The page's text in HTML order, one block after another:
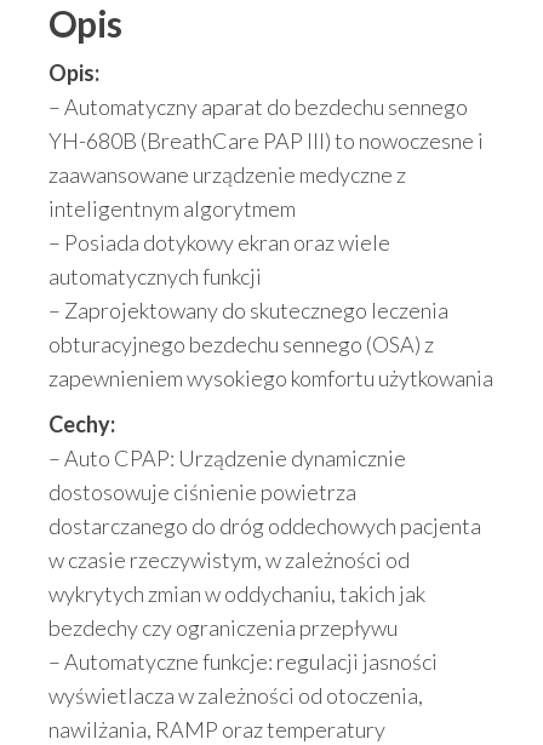
Opis
Opis:
– Automatyczny aparat do bezdechu sennego
YH-680B (BreathCare PAP III) to nowoczesne i
zaawansowane urządzenie medyczne z
inteligentnym algorytmem
– Posiada dotykowy ekran oraz wiele
automatycznych funkcji
– Zaprojektowany do skutecznego leczenia
obturacyjnego bezdechu sennego (OSA) z
zapewnieniem wysokiego komfortu użytkowania
Cechy:
– Auto CPAP: Urządzenie dynamicznie
dostosowuje ciśnienie powietrza
dostarczanego do dróg oddechowych pacjenta
w czasie rzeczywistym, w zależności od
wykrytych zmian w oddychaniu, takich jak
bezdechy czy ograniczenia przepływu
– Automatyczne funkcje: regulacji jasności
wyświetlacza w zależności od otoczenia,
nawilżania, RAMP oraz temperatury